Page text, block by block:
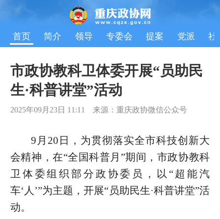
首页 简介 领导 专委会 提案 党派 社
市政协教科卫体委开展“员助民
生·科普讲堂”活动
2025年09月23日 11:11 来源：重庆政协微信公众号
9月20日，为贯彻落实全市科技创新大
会精神，在“全国科普月”期间，市政协教科
卫体委组织部分政协委员，以“超能汽
车‘人’”为主题，开展“员助民生·科普讲堂”活
动。